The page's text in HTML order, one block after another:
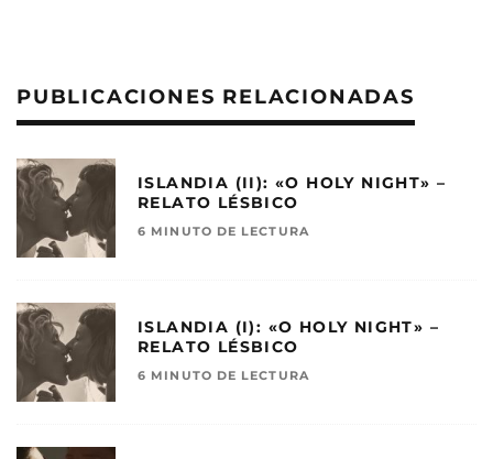
PUBLICACIONES RELACIONADAS
ISLANDIA (II): «O HOLY NIGHT» –
RELATO LÉSBICO
6 MINUTO DE LECTURA
ISLANDIA (I): «O HOLY NIGHT» –
RELATO LÉSBICO
6 MINUTO DE LECTURA